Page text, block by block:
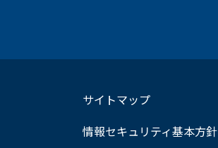
サイトマップ
情報セキュリティ基本方針